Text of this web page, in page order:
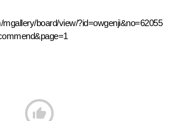
mgallery/board/view/?id=owgenji&no=62055
